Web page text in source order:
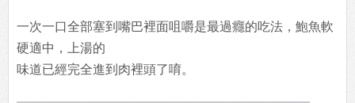
一次一口全部塞到嘴巴裡面咀嚼是最過癮的吃法，鮑魚軟
硬適中，上湯的
味道已經完全進到肉裡頭了唷。